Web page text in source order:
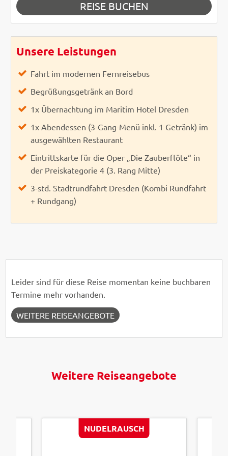
REISE BUCHEN
Unsere Leistungen
Fahrt im modernen Fernreisebus
Begrüßungsgetränk an Bord
1x Übernachtung im Maritim Hotel Dresden
1x Abendessen (3-Gang-Menü inkl. 1 Getränk) im
ausgewählten Restaurant
Eintrittskarte für die Oper „Die Zauberflöte“ in
der Preiskategorie 4 (3. Rang Mitte)
3-std. Stadtrundfahrt Dresden (Kombi Rundfahrt
+ Rundgang)
Leider sind für diese Reise momentan keine buchbaren
Termine mehr vorhanden.
WEITERE REISEANGEBOTE
Weitere Reiseangebote
NUDELRAUSCH